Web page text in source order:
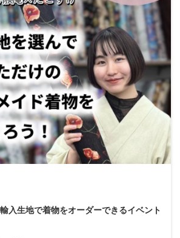
入生地で着物をオーダーできるイベント